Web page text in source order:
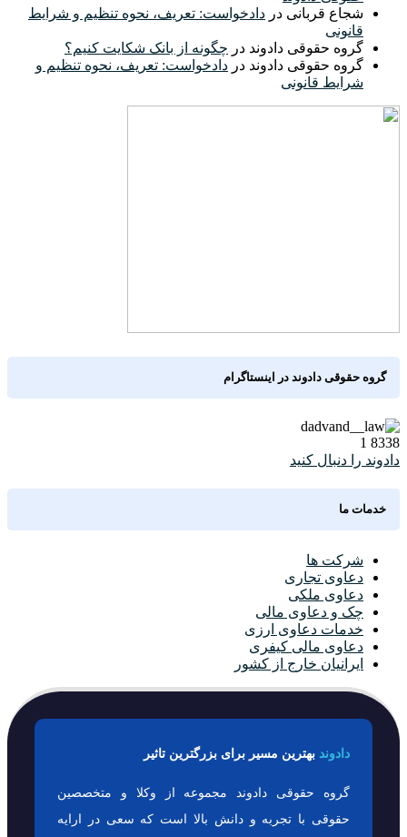
شجاع قربانی در دادخواست: تعریف، نحوه تنظیم و شرایط
قانونی
گروه حقوقی دادوند در چگونه از بانک شکایت کنیم؟
گروه حقوقی دادوند در دادخواست: تعریف، نحوه تنظیم و
شرایط قانونی
گروه حقوقی دادوند در اینستاگرام
8338
1
دادوند را دنبال کنید
خدمات ما
شرکت ها
دعاوی تجاری
دعاوی ملکی
چک و دعاوی مالی
خدمات دعاوی ارزی
دعاوی مالی کیفری
ایرانیان خارج از کشور
دادوند بهترین مسیر برای بزرگترین تاثیر
گروه حقوقی دادوند مجموعه از وکلا و متخصصین
حقوقی با تجربه و دانش بالا است که سعی در ارایه